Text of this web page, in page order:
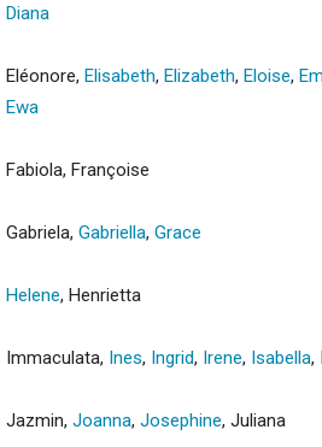
Diana
Eléonore, Elisabeth, Elizabeth, Eloise,
Ewa
Fabiola, Françoise
Gabriela, Gabriella, Grace
Helene, Henrietta
Immaculata, Ines, Ingrid, Irene, Isabella,
Jazmin, Joanna, Josephine, Juliana